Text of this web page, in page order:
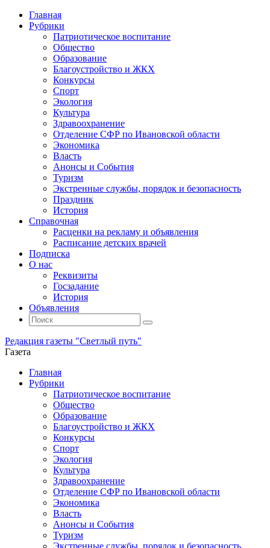
Главная
Рубрики
Патриотическое воспитание
Общество
Образование
Благоустройство и ЖКХ
Конкурсы
Спорт
Экология
Культура
Здравоохранение
Отделение СФР по Ивановской области
Экономика
Власть
Анонсы и События
Туризм
Экстренные службы, порядок и безопасность
Праздник
История
Справочная
Расценки на рекламу и объявления
Расписание детских врачей
Подписка
О нас
Реквизиты
Госзадание
История
Объявления
Поиск
Искать:
Поиск
Редакция газеты "Светлый путь"
Газета
Промотать
содержимому
Главная
Рубрики
Патриотическое воспитание
Общество
Образование
Благоустройство и ЖКХ
Конкурсы
Спорт
Экология
Культура
Здравоохранение
Отделение СФР по Ивановской области
Экономика
Власть
Анонсы и События
Туризм
Экстренные службы, порядок и безопасность